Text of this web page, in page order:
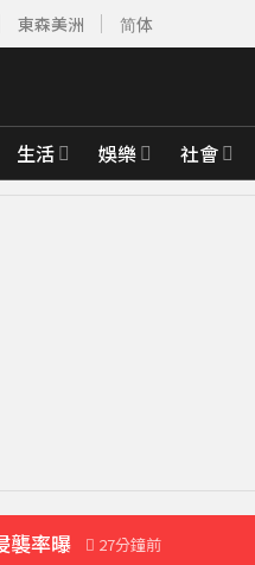
東森美洲 简体
生活 娛樂 社會
襲率曝 27分鐘前